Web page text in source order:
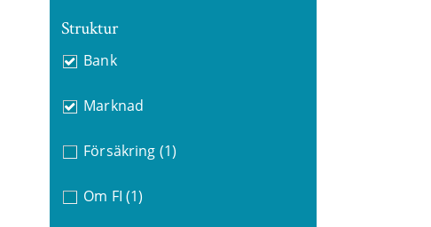
Struktur
Bank
Marknad
Försäkring (1)
Om FI (1)